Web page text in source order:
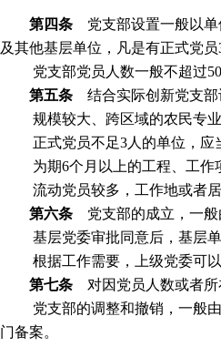
第四条 党支部设置一般以单
及其他基层单位，凡是有正式党员
党支部党员人数一般不超过50
第五条 结合实际创新党支部
规模较大、跨区域的农民专
正式党员不足3人的单位，
为期6个月以上的工程、工作
流动党员较多，工作地或者
第六条 党支部的成立，一
基层党委审批同意后，基层
根据工作需要，上级党委可
第七条 对因党员人数或者所
党支部的调整和撤销，一般
门备案。